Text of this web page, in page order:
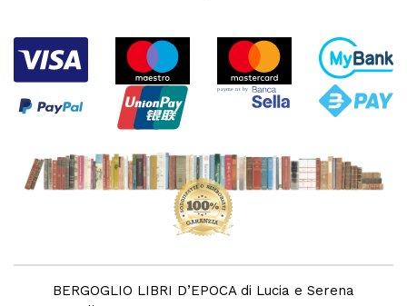
BERGOGLIO LIBRI D’EPOCA di Lucia e Serena